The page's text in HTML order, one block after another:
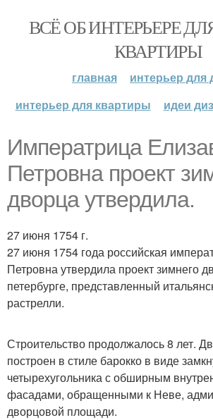
ВСЁ ОБ ИНТЕРЬЕРЕ
КВАРТИРЫ
главная
интерьер для
интерьер для квартиры
идеи
Императрица
Петровна проект
дворца утвердила.
27 июня 1754 г.
27 июня 1754 года российская
Петровна утвердила проект зимнего
петербурге, представленный
растрелли.
Строительство продолжалось 8 лет.
построен в стиле барокко в виде
четырехугольника с обширным
фасадами, обращенными к Неве,
дворцовой площади.